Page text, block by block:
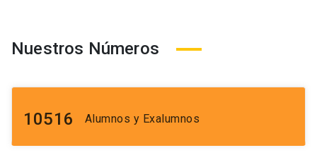
Nuestros Números
10516 Alumnos y Exalumnos